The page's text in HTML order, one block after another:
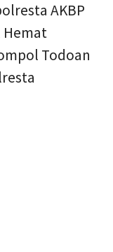
AKBP
Hemat
Todoan